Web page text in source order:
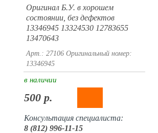
Оригинал Б.У. в хорошем
состоянии, без дефектов
13346945 13324530 12783655
13470643
Арт.: 27106 Оригинальный номер:
13346945
в наличии
500 р.
Консультация специалиста:
8 (812) 996-11-15